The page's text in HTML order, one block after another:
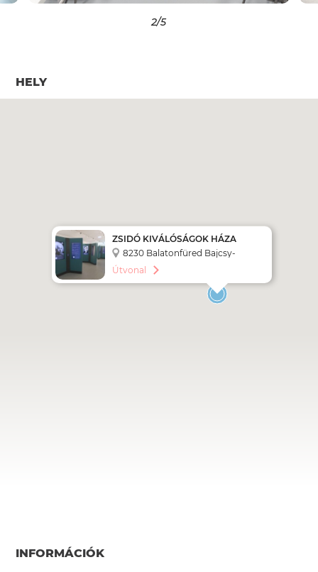
2/5
HELY
ZSIDÓ KIVÁLÓSÁGOK HÁZA
8230 Balatonfüred Bajcsy-
Zsilinszky utca 32.
Útvonal
INFORMÁCIÓK